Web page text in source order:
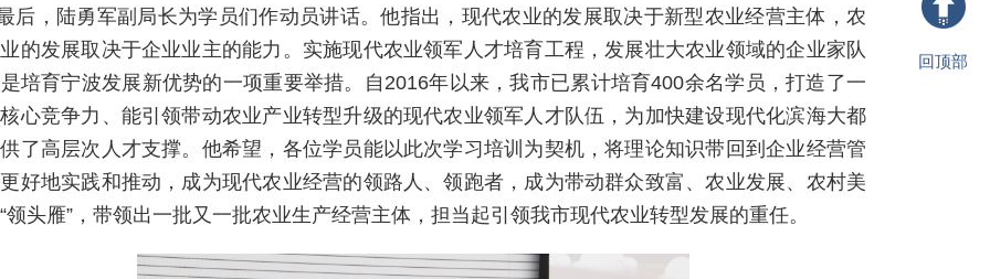
后，陆勇军副局长为学员们作动员讲话。他指出，现代农业的发展取决于新型农业经营主体，农
的发展取决于企业业主的能力。实施现代农业领军人才培育工程，发展壮大农业领域的企业家队
培育宁波发展新优势的一项重要举措。自2016年以来，我市已累计培育400余名学员，打造了一
心竞争力、能引领带动农业产业转型升级的现代农业领军人才队伍，为加快建设现代化滨海大都
了高层次人才支撑。他希望，各位学员能以此次学习培训为契机，将理论知识带回到企业经营管
好地实践和推动，成为现代农业经营的领路人、领跑者，成为带动群众致富、农业发展、农村美
领头雁”，带领出一批又一批农业生产经营主体，担当起引领我市现代农业转型发展的重任。